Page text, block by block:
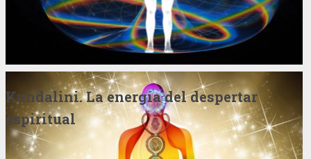
Kundalini. La energía del despertar
espiritual